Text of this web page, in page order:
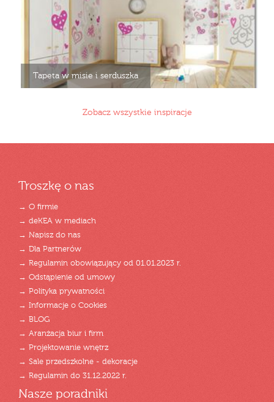
Tapeta w misie i serduszka
Zobacz wszystkie inspiracje
Troszkę o nas
→ O firmie
→ deKEA w mediach
→ Napisz do nas
→ Dla Partnerów
→ Regulamin obowiązujący od 01.01.2023 r.
→ Odstąpienie od umowy
→ Polityka prywatności
→ Informacje o Cookies
→ BLOG
→ Aranżacja biur i firm
→ Projektowanie wnętrz
→ Sale przedszkolne - dekoracje
→ Regulamin do 31.12.2022 r.
Nasze poradniki